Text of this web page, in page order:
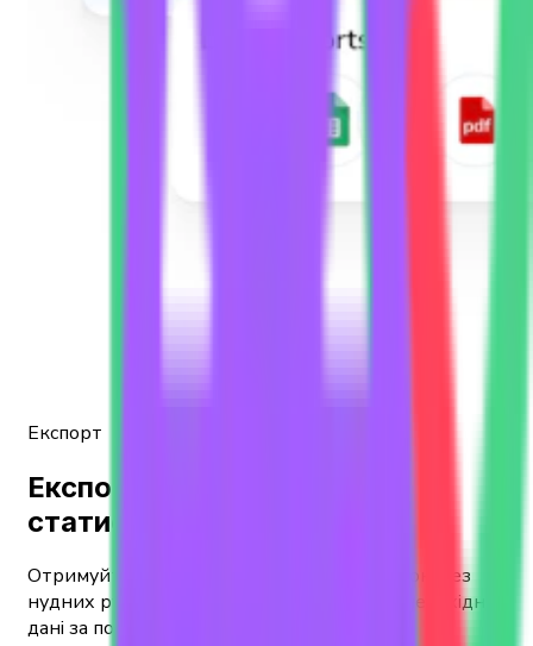
Експорт
Експортуйте відповідну
статистику
Отримуйте актуальну інформацію під рукою без
нудних ручних дій - зручно експортуйте необхідні
дані за потреби.